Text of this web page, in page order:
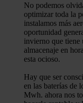
No podemos
optimizar toda la
instalamos más
oportunidad
invierno que tiene
almacenaje en
esta ocioso.
Hay que ser
en las baterías de
Mwh. ahora nos